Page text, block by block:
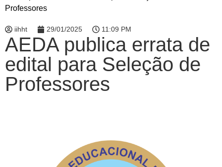
Professores
iihht 29/01/2025 11:09 PM
AEDA publica errata de
edital para Seleção de
Professores